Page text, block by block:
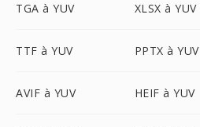
TGA à YUV XLSX à YUV
TTF à YUV PPTX à YUV
AVIF à YUV HEIF à YUV